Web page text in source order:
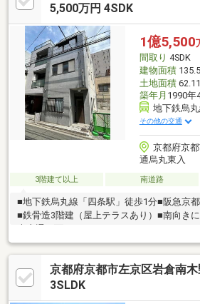
5,500万円 4SDK
1億5,500
間取り 4SDK
建物面積
土地面積
築年月 1990年
地下鉄烏
その他の交通
京都府京
通烏丸東入
3階建て以上 南道路
■地下鉄烏丸線「四条駅」徒歩1分■阪急京
■鉄骨造3階建（屋上テラスあり）■南向き
京都府京都市左京区岩倉南
3SLDK